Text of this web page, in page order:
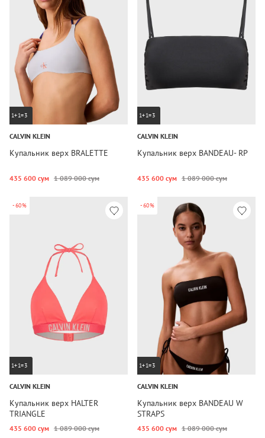
1+1=3
CALVIN KLEIN
Купальник верх BRALETTE
435 600 сум 1 089 000 сум
1+1=3
CALVIN KLEIN
Купальник верх BANDEAU- RP
435 600 сум 1 089 000 сум
-60%
1+1=3
CALVIN KLEIN
Купальник верх HALTER
TRIANGLE
435 600 сум 1 089 000 сум
-60%
1+1=3
CALVIN KLEIN
Купальник верх BANDEAU W
STRAPS
435 600 сум 1 089 000 сум